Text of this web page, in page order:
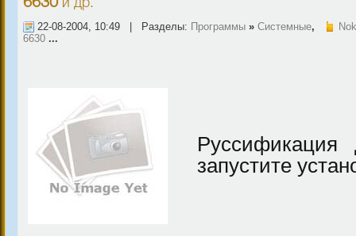
6630и др.
22-08-2004, 10:49 | Разделы: Программы » Системные,
6630 ...
запустите